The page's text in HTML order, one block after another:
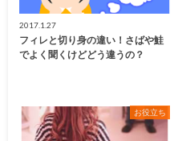
2017.1.27
フィレと切り身の違い！さばや鮭
でよく聞くけどどう違うの？
お役立ち